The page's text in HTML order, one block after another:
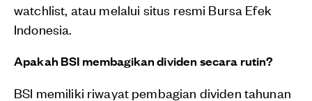
watchlist, atau melalui situs resmi Bursa Efek
Indonesia.
Apakah BSI membagikan dividen secara rutin?
BSI memiliki riwayat pembagian dividen tahunan